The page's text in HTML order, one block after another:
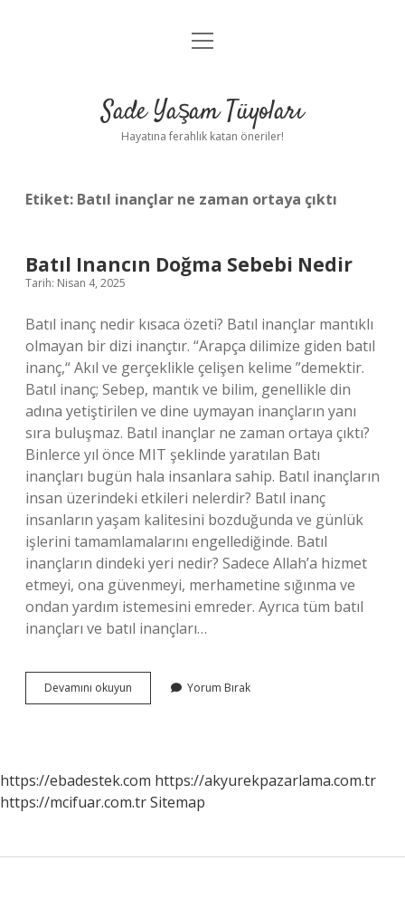
Anasayfa
Yasal Uyarı
menüyü
Sade Yaşam Tüyoları
Hayatına ferahlık katan öneriler!
Etiket: Batıl inançlar ne zaman ortaya çıktı
Batıl Inancın Doğma Sebebi Nedir
Tarih: Nisan 4, 2025
Batıl inanç nedir kısaca özeti? Batıl inançlar mantıklı
olmayan bir dizi inançtır. “Arapça dilimize giden batıl
inanç,“ Akıl ve gerçeklikle çelişen kelime ”demektir.
Batıl inanç; Sebep, mantık ve bilim, genellikle din
adına yetiştirilen ve dine uymayan inançların yanı
sıra buluşmaz. Batıl inançlar ne zaman ortaya çıktı?
Binlerce yıl önce MIT şeklinde yaratılan Batı
inançları bugün hala insanlara sahip. Batıl inançların
insan üzerindeki etkileri nelerdir? Batıl inanç
insanların yaşam kalitesini bozduğunda ve günlük
işlerini tamamlamalarını engellediğinde. Batıl
inançların dindeki yeri nedir? Sadece Allah’a hizmet
etmeyi, ona güvenmeyi, merhametine sığınma ve
ondan yardım istemesini emreder. Ayrıca tüm batıl
inançları ve batıl inançları…
Devamını okuyun
Inancın
Yorum Bırak
https://ebadestek.com https://akyurekpazarlama.com.tr
https://mcifuar.com.trSitemap